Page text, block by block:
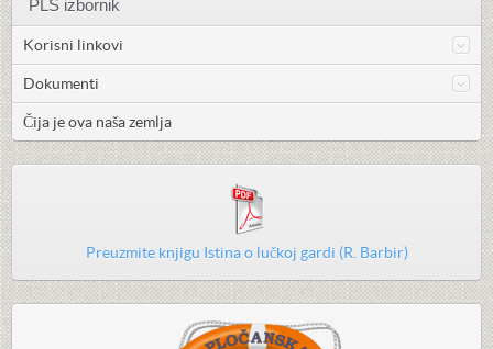
PLS izbornik
Korisni linkovi
Dokumenti
Čija je ova naša zemlja
Preuzmite knjigu Istina o lučkoj gardi (R. Barbir)